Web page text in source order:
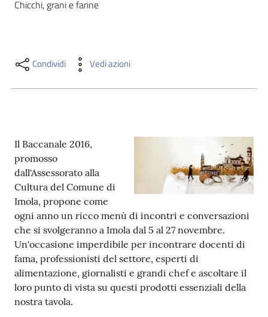
contenuti
Casa
Piani
Archivio
storico
Decentrate
Chicchi, grani e farine
Condividi Vedi azioni
Il Baccanale 2016,
promosso
dall'Assessorato alla
Cultura del Comune di
Imola, propone come
ogni anno un ricco menù di incontri e conversazioni
che si svolgeranno a Imola dal 5 al 27 novembre.
Un'occasione imperdibile per incontrare docenti di
fama, professionisti del settore, esperti di
alimentazione, giornalisti e grandi chef e ascoltare il
loro punto di vista su questi prodotti essenziali della
nostra tavola.